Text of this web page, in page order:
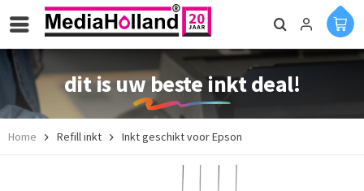
dit is uw beste inkt deal!
Home Refill inkt Inkt geschikt voor Epson